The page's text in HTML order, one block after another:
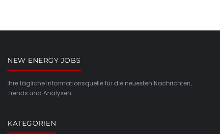
NEW ENERGY JOBS
Ihre tägliche Informationsquelle für die neuesten Nachrichten,
Trends und Analysen.
KATEGORIEN